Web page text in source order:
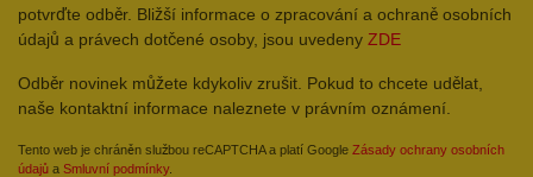
potvrďte odběr. Bližší informace o zpracování a ochraně osobních
údajů a právech dotčené osoby, jsou uvedeny ZDE
Odběr novinek můžete kdykoliv zrušit. Pokud to chcete udělat,
naše kontaktní informace naleznete v právním oznámení.
Tento web je chráněn službou reCAPTCHA a platí Google Zásady ochrany osobních
údajů a Smluvní podmínky.